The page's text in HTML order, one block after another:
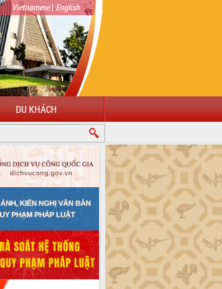
Vietnamese| English
DU KHÁCH